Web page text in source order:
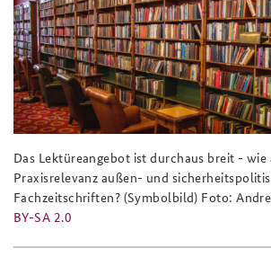
Freundeskreis
Das Sicherheitspolitische Gespräch an
Studierendenkonferenz
Das Lektüreangebot ist durchaus breit - wie
Praxisrelevanz außen- und
Fachzeitschriften? (Symbolbild) Foto:
BY-SA 2.0